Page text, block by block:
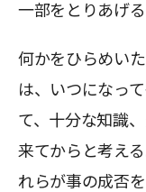
一部をとりあげる
何かをひらめい
は、いつになっ
て、十分な知識
来てからと考え
れらが事の成否